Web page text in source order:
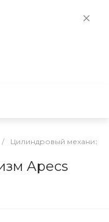
/ Цилиндровый механизм
Apecs